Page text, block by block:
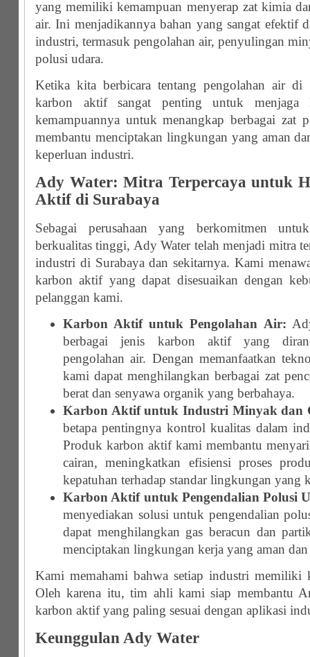
yang memiliki kemampuan menyerap zat kimia
air. Ini menjadikannya bahan yang sangat efektif
industri, termasuk pengolahan air, penyulingan
polusi udara.
Ketika kita berbicara tentang pengolahan air di
karbon aktif sangat penting untuk menjaga
kemampuannya untuk menangkap berbagai zat
membantu menciptakan lingkungan yang aman
keperluan industri.
Ady Water: Mitra Terpercaya untuk
Aktif di Surabaya
Sebagai perusahaan yang berkomitmen
berkualitas tinggi, Ady Water telah menjadi mitra
industri di Surabaya dan sekitarnya. Kami
karbon aktif yang dapat disesuaikan dengan
pelanggan kami.
Karbon Aktif untuk Pengolahan Air:
berbagai jenis karbon aktif yang
pengolahan air. Dengan memanfaatkan
kami dapat menghilangkan berbagai zat
berat dan senyawa organik yang berbahaya.
Karbon Aktif untuk Industri Minyak dan
betapa pentingnya kontrol kualitas dalam
Produk karbon aktif kami membantu
cairan, meningkatkan efisiensi proses
kepatuhan terhadap standar lingkungan yang
Karbon Aktif untuk Pengendalian Polusi
menyediakan solusi untuk pengendalian
dapat menghilangkan gas beracun dan
menciptakan lingkungan kerja yang aman dan
Kami memahami bahwa setiap industri memiliki
Oleh karena itu, tim ahli kami siap membantu
karbon aktif yang paling sesuai dengan aplikasi
Keunggulan Ady Water